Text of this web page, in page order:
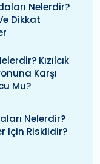
Nelerdir?
Dikkat
Kızılcık
Karşı
Mu?
Nelerdir?
Için Risklidir?